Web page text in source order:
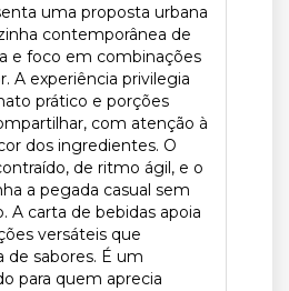
uma proposta urbana
contemporânea de
e foco em combinações
A experiência privilegia
prático e porções
com atenção à
dos ingredientes. O
de ritmo ágil, e o
a pegada casual sem
A carta de bebidas apoia
versáteis que
de sabores. É um
para quem aprecia